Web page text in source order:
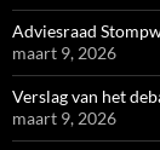
Adviesraad
maart 9, 2026
Verslag van het
maart 9, 2026